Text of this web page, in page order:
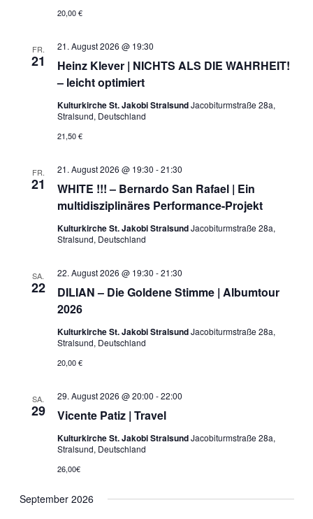
20,00 €
FR.
21
Heinz Klever | NICHTS ALS DIE WAHRHEIT!
– leicht optimiert
21. August 2026 @ 19:30
Kulturkirche St. Jakobi StralsundJacobiturmstraße 28a,
Stralsund, Deutschland
21,50 €
FR.
21
WHITE !!! – Bernardo San Rafael | Ein
multidisziplinäres Performance-Projekt
21. August 2026 @ 19:30 -21:30
Kulturkirche St. Jakobi StralsundJacobiturmstraße 28a,
Stralsund, Deutschland
SA.
22
DILIAN – Die Goldene Stimme | Albumtour
2026
22. August 2026 @ 19:30 -21:30
Kulturkirche St. Jakobi StralsundJacobiturmstraße 28a,
Stralsund, Deutschland
20,00 €
SA.
29 Vicente Patiz | Travel
29. August 2026 @ 20:00 -22:00
Kulturkirche St. Jakobi StralsundJacobiturmstraße 28a,
Stralsund, Deutschland
26,00€
September 2026